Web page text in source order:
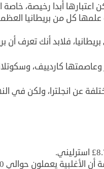
أبدا رخيصة، خاصة
كل من بريطانيا العظمى
فلابد أنك تعرف
كاردييف،
عن انجلترا، ولكن في